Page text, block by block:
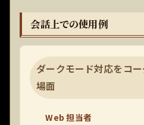
会話上での使用例
ダークモード対応をコ
場面
Web 担当者